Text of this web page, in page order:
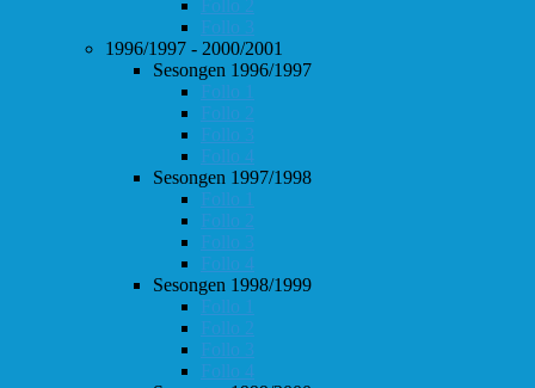
Follo 2
Follo 3
1996/1997 - 2000/2001
Sesongen 1996/1997
Follo 1
Follo 2
Follo 3
Follo 4
Sesongen 1997/1998
Follo 1
Follo 2
Follo 3
Follo 4
Sesongen 1998/1999
Follo 1
Follo 2
Follo 3
Follo 4